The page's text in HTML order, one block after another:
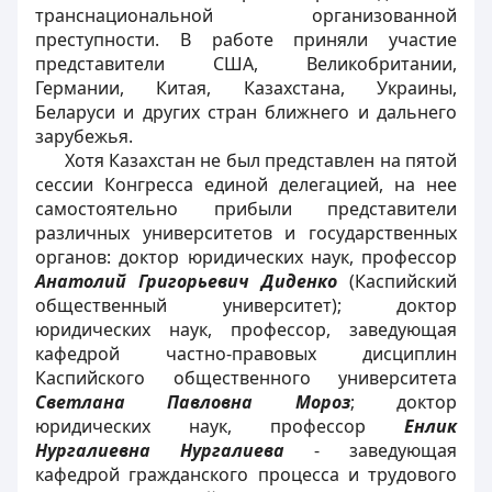
транснациональной организованной
преступности. В работе приняли участие
представители США, Великобритании,
Германии, Китая, Казахстана, Украины,
Беларуси и других стран ближнего и дальнего
зарубежья.
Хотя Казахстан не был представлен на пятой
сессии Конгресса единой делегацией, на нее
самостоятельно прибыли представители
различных университетов и государственных
органов: доктор юридических наук, профессор
Анатолий Григорьевич Диденко (Каспийский
общественный университет); доктор
юридических наук, профессор, заведующая
кафедрой частно-правовых дисциплин
Каспийского общественного университета
Светлана Павловна Мороз; доктор
юридических наук, профессор Енлик
Нургалиевна Нургалиева - заведующая
кафедрой гражданского процесса и трудового